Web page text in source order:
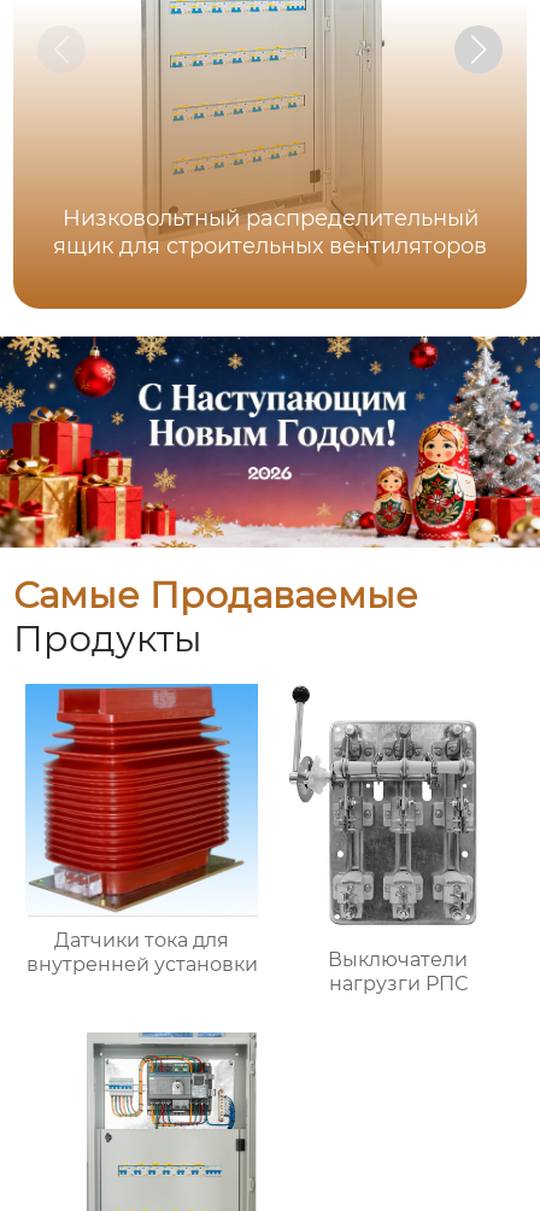
Низковольтный распределительный
ящик для строительных вентиляторов
Самые Продаваемые
Продукты
Датчики тока для
внутренней установки
Выключатели
нагрузги РПС